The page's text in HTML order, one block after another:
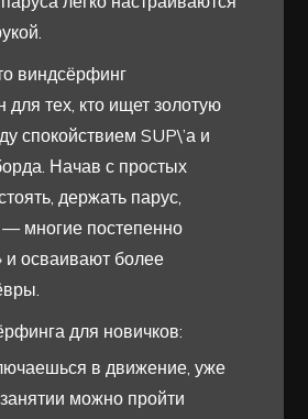
виндсёрфинг
для тех, кто ищет золотую
спокойствием SUP\’а и
Начав с простых
держать парус,
— многие постепенно
и осваивают более
для новичков:
в движение, уже
можно пройти